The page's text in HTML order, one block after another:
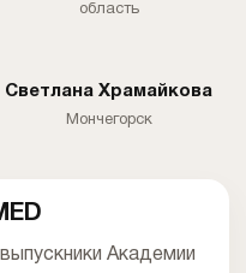
область
Светлана Храмайкова
Мончегорск
Академии